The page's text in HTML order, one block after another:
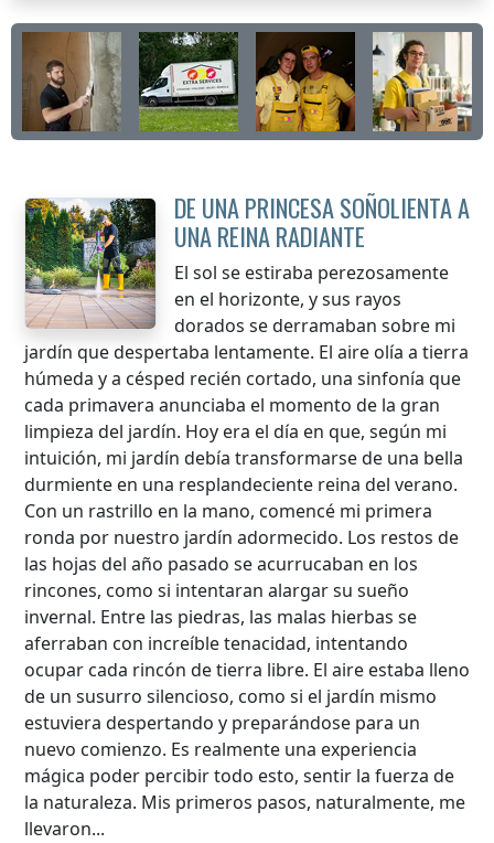
DE UNA PRINCESA SOÑOLIENTA A
UNA REINA RADIANTE
El sol se estiraba perezosamente
en el horizonte, y sus rayos
dorados se derramaban sobre mi
jardín que despertaba lentamente. El aire olía a tierra
húmeda y a césped recién cortado, una sinfonía que
cada primavera anunciaba el momento de la gran
limpieza del jardín. Hoy era el día en que, según mi
intuición, mi jardín debía transformarse de una bella
durmiente en una resplandeciente reina del verano.
Con un rastrillo en la mano, comencé mi primera
ronda por nuestro jardín adormecido. Los restos de
las hojas del año pasado se acurrucaban en los
rincones, como si intentaran alargar su sueño
invernal. Entre las piedras, las malas hierbas se
aferraban con increíble tenacidad, intentando
ocupar cada rincón de tierra libre. El aire estaba lleno
de un susurro silencioso, como si el jardín mismo
estuviera despertando y preparándose para un
nuevo comienzo. Es realmente una experiencia
mágica poder percibir todo esto, sentir la fuerza de
la naturaleza. Mis primeros pasos, naturalmente, me
llevaron...